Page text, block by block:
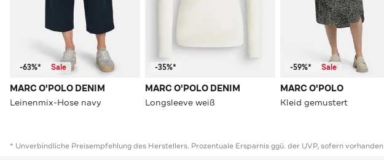
-63%* Sale
MARC O'POLO DENIM
Leinenmix-Hose navy
-35%*
MARC O'POLO DENIM
Longsleeve weiß
-59%* Sale
MARC O'POLO
Kleid gemustert
* Unverbindliche Preisempfehlung des Herstellers. Prozentuale Ersparnis ggü. der UVP, sofern vorhanden